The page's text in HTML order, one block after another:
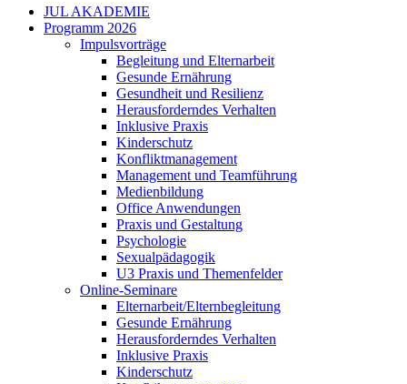
JUL AKADEMIE
Programm 2026
Impulsvorträge
Begleitung und Elternarbeit
Gesunde Ernährung
Gesundheit und Resilienz
Herausforderndes Verhalten
Inklusive Praxis
Kinderschutz
Konfliktmanagement
Management und Teamführung
Medienbildung
Office Anwendungen
Praxis und Gestaltung
Psychologie
Sexualpädagogik
U3 Praxis und Themenfelder
Online-Seminare
Elternarbeit/Elternbegleitung
Gesunde Ernährung
Herausforderndes Verhalten
Inklusive Praxis
Kinderschutz